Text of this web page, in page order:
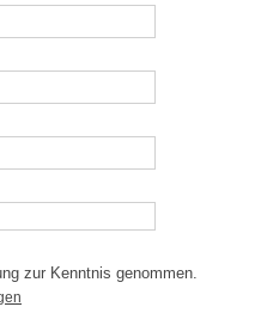
zur Kenntnis genommen.